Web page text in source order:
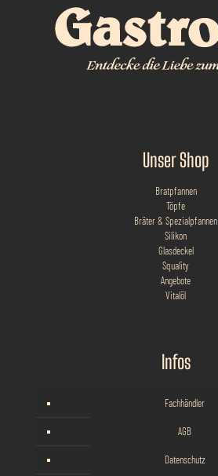
Unser Shop
Bratpfannen
Töpfe
Bräter & Spezialpfannen
Silikon
Glasdeckel
Squality
Angebote
Vitalöl
Infos
Fachhändler
AGB
Datenschutz